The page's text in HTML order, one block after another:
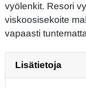
vyölenkit. Resori
viskoosisekoite
vapaasti
Lisätietoja